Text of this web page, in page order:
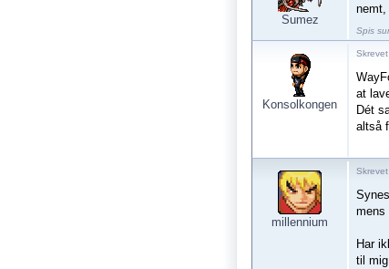
Sumez
Spis
Konsolkongen
at
Dét
altså
millennium
mens
Har
til